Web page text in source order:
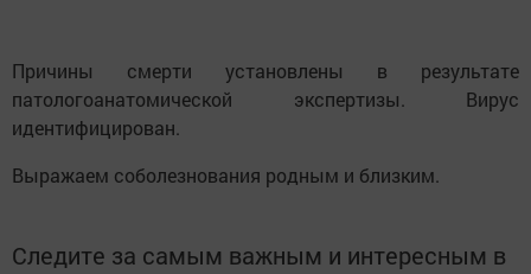
Причины смерти установлены в результате
патологоанатомической экспертизы. Вирус
идентифицирован.
Выражаем соболезнования родным и близким.
Следите за самым важным и интересным в